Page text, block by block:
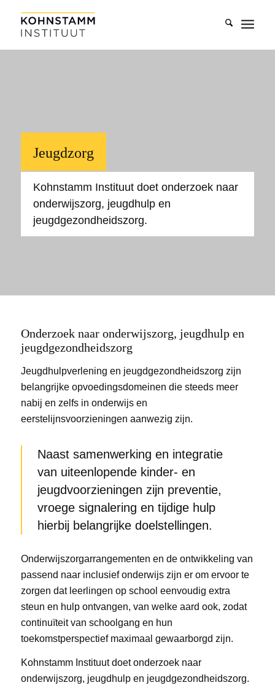
Jeugdzorg
Kohnstamm Instituut doet onderzoek naar
onderwijszorg, jeugdhulp en
jeugdgezondheidszorg.
Onderzoek naar onderwijszorg, jeugdhulp en
jeugdgezondheidszorg
Jeugdhulpverlening en jeugdgezondheidszorg zijn
belangrijke opvoedingsdomeinen die steeds meer
nabij en zelfs in onderwijs en
eerstelijnsvoorzieningen aanwezig zijn.
Naast samenwerking en integratie
van uiteenlopende kinder- en
jeugdvoorzieningen zijn preventie,
vroege signalering en tijdige hulp
hierbij belangrijke doelstellingen.
Onderwijszorgarrangementen en de ontwikkeling van
passend naar inclusief onderwijs zijn er om ervoor te
zorgen dat leerlingen op school eenvoudig extra
steun en hulp ontvangen, van welke aard ook, zodat
continuïteit van schoolgang en hun
toekomstperspectief maximaal gewaarborgd zijn.
Kohnstamm Instituut doet onderzoek naar
onderwijszorg, jeugdhulp en jeugdgezondheidszorg.